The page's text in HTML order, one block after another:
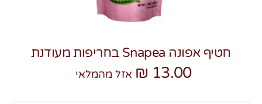
חטיף אפונה Snapea בחריפות מעודנת
13.00 ₪ אזל מהמלאי